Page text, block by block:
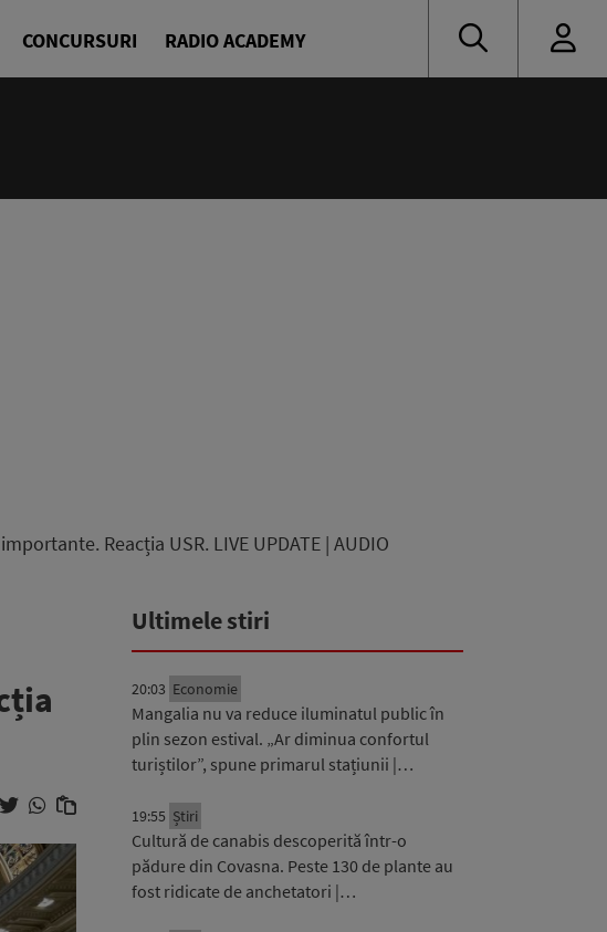
CONCURSURI RADIO ACADEMY
Reacția USR. LIVE UPDATE | AUDIO
Ultimele stiri
20:03 Economie
Mangalia nu va reduce iluminatul public în
plin sezon estival. „Ar diminua confortul
turiștilor”, spune primarul stațiunii |…
19:55 Știri
Cultură de canabis descoperită într-o
pădure din Covasna. Peste 130 de plante au
fost ridicate de anchetatori |…